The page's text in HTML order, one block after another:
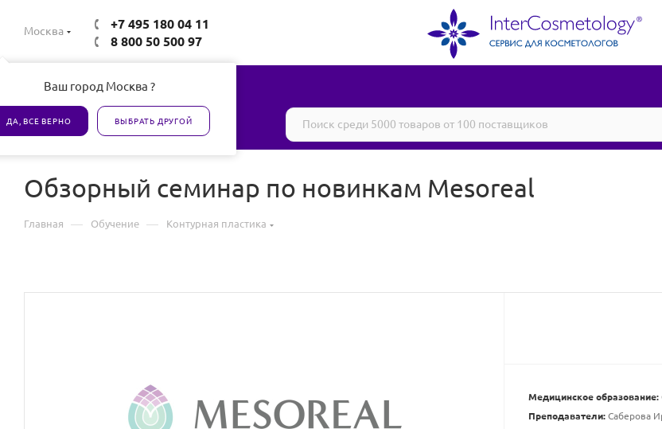
Москва
Ваш город Москва ?
ДА, ВСЕ ВЕРНО ВЫБРАТЬ ДРУГОЙ
+7 495 180 04 11
8 800 50 500 97
Все товары сертифицированы
Обзорный семинар по новинкам Mesoreal
Главная — Обучение — Контурная пластика
Медицинское образование:
Преподаватели:Саберова